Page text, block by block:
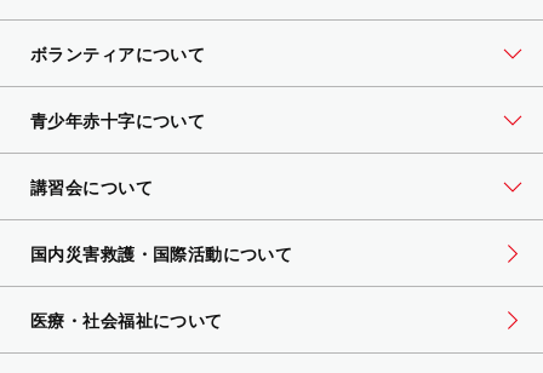
ボランティアについて
青少年赤十字について
講習会について
国内災害救護・国際活動について
医療・社会福祉について